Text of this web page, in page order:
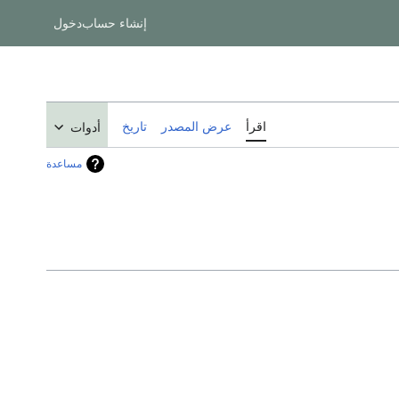
إنشاء حسابدخول
اقرأ عرض المصدر تاريخ أدوات
مساعدة